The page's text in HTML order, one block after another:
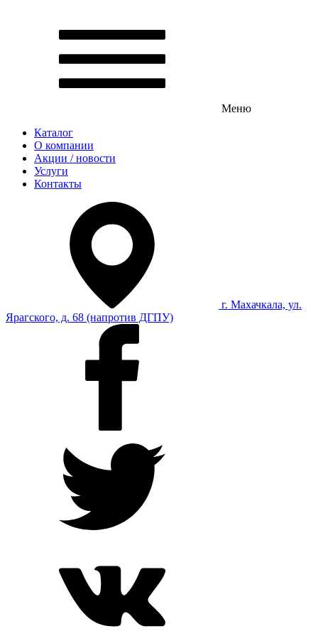
Меню
Каталог
О компании
Акции / новости
Услуги
Контакты
г. Махачкала, ул.
Ярагского, д. 68 (напротив ДГПУ)